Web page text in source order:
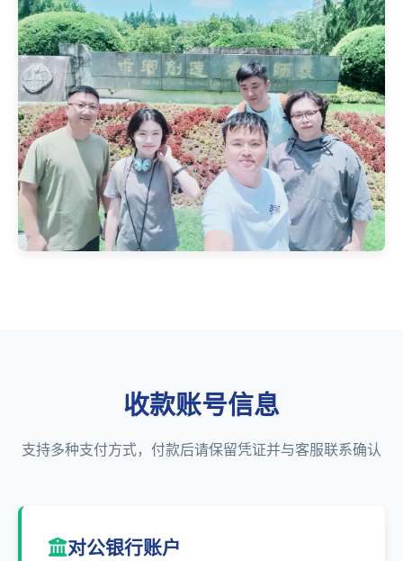
收款账号信息
支持多种支付方式，付款后请保留凭证并与客服联系确认
对公银行账户